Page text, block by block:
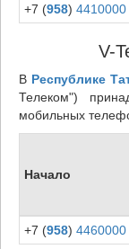
+7 (958) 4410000
V-
В Республике
Телеком")
мобильных
Начало
+7 (958) 4460000